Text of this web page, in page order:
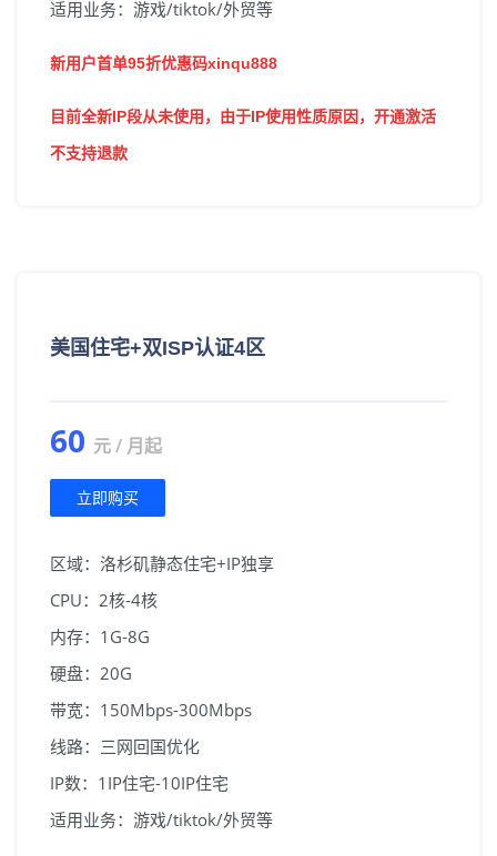
适用业务：游戏/tiktok/外贸等
新用户首单95折优惠码xinqu888
目前全新IP段从未使用，由于IP使用性质原因，开通激活
不支持退款
美国住宅+双ISP认证4区
60 元 / 月起
立即购买
区域：洛杉矶静态住宅+IP独享
CPU：2核-4核
内存：1G-8G
硬盘：20G
带宽：150Mbps-300Mbps
线路：三网回国优化
IP数：1IP住宅-10IP住宅
适用业务：游戏/tiktok/外贸等